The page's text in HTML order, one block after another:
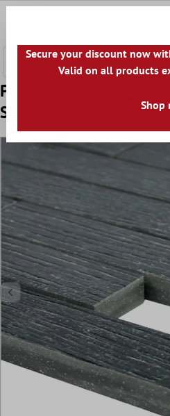
Prøve Keramikmosaik
Sort Vægbeklædning
Secure your discount now
Valid on all products
Shop